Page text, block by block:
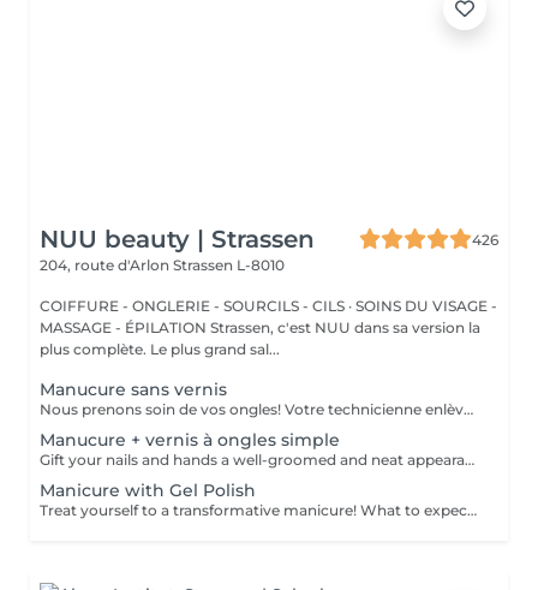
NUU beauty | Strassen
426
204, route d'Arlon Strassen L-8010
COIFFURE - ONGLERIE - SOURCILS - CILS · SOINS DU VISAGE -
MASSAGE - ÉPILATION Strassen, c'est NUU dans sa version la
plus complète. Le plus grand sal...
Manucure sans vernis
Nous prenons soin de vos ongles! Votre technicienne enlèvera délicatement les cellules mortes, façonnera et limera vos ongles, et polira la surface extérieure pour un fini lisse et naturel. Nos experts proposent des manucures à bords, hardware ou combinées, selon vos préférences. Comment se fait une manucure sans vernis? - la peau rugueuse est délicatement enlevée - la forme de la plaque de l'ongle est corrigée avec douceur - les cuticules et bords latéraux sont soigneusement traités - de l'huile nourrissante pour les cuticules et de la crème pour les mains sont appliquées pour nourrir et hydrater Limitations d'âge: recommandé à partir de 14 ans. Recommandations post-procédure: aucun soin particulier n'est nécessaire après cette procédure. Fréquence: une fois toutes les 3 semaines.
Manucure + vernis à ongles simple
Gift your nails and hands a well-groomed and neat appearance! Your technician will effectively remove dead skin cells, shape and file nails, and buff the outer surface. A regular nail polish is applied at the end of this treatment. Our masters do edged, hardware, or combined manicure. How is manicure with simple nail polish done? - rough skin is removed - the shape of the nail plate is corrected - the cuticle and side ridges are corrected - nail polish is applied - cuticle oil and hand cream are applied Age restrictions: recommended to do from 14 years. Post procedure recommendations: there are no post recommendations for this procedure. Frequency: once in 3 weeks.
Manicure with Gel Polish
Treat yourself to a transformative manicure! What to expect: - old polish is removed as a bonus - rough skin is removed - nails are shaped - cuticles and side ridges are polished - reinforcement is performed if chosen - semi-permanent polish is applied - cuticle oil and hand cream are applied Age: 16+ Frequency: every 3 weeks for best results. *Removal of old semi-permanent polish is included with the manicure. If you want a separate removal appointment, we charge €20 for the careful process that protects your nails. For the manicure, we leave a thin layer of old polish under the new layer to enhance the durability of the semi-permanent polish. *Please note that if semipermanent nail polish without manicure is chosen, rough skin, cuticle and side ridges won't be removed.